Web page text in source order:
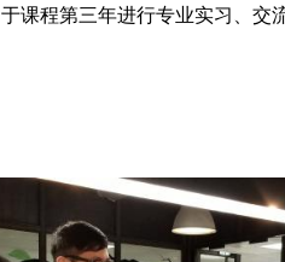
于课程第三年进行专业实习、交